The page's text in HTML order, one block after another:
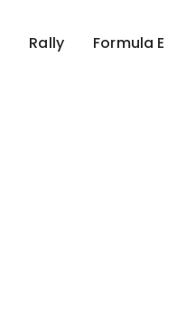
Rally Formula E